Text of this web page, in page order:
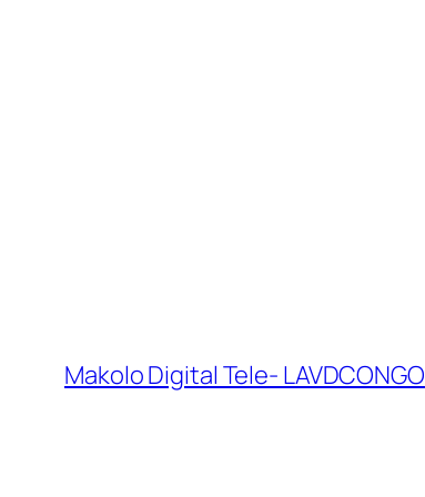
Makolo Digital Tele- LAVDCONGO